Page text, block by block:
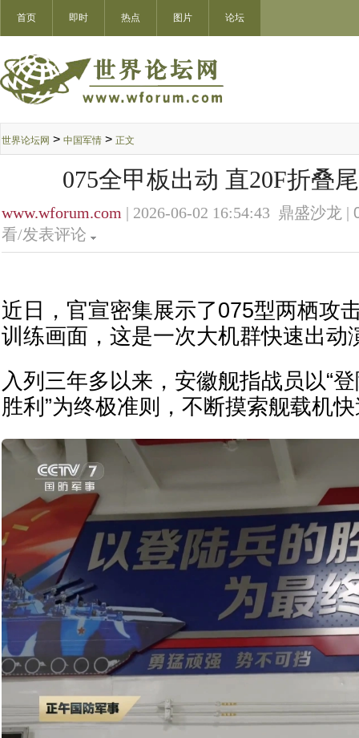
首页 即时 热点 图片 论坛
世界论坛网 > 中国军情 > 正文
075全甲板出动 直20F折叠
www.wforum.com | 2026-06-02 16:54:43 鼎盛沙龙 |
看/发表评论
近日，官宣密集展示了075型两栖攻
训练画面，这是一次大机群快速出动
入列三年多以来，安徽舰指战员以“
胜利”为终极准则，不断摸索舰载机